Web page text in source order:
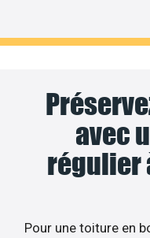
avec
régulier
Pour une toiture en